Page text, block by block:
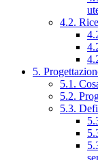
4.2.
5.
5.1.
5.2.
5.3.